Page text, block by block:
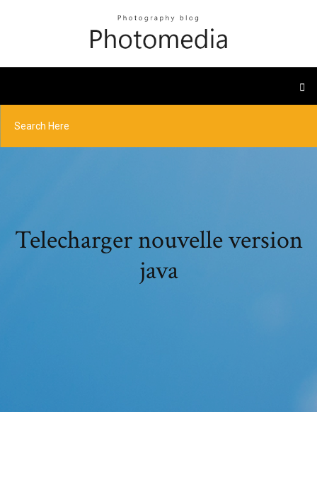
Telecharger nouvelle version
java